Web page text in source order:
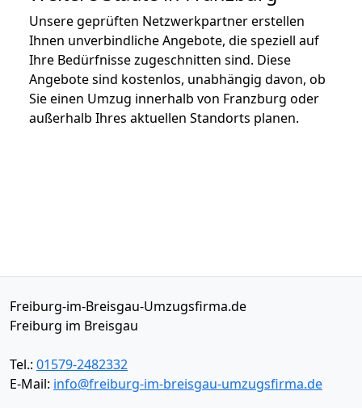
Unsere geprüften Netzwerkpartner erstellen
Ihnen unverbindliche Angebote, die speziell auf
Ihre Bedürfnisse zugeschnitten sind. Diese
Angebote sind kostenlos, unabhängig davon, ob
Sie einen Umzug innerhalb von Franzburg oder
außerhalb Ihres aktuellen Standorts planen.
Freiburg-im-Breisgau-Umzugsfirma.de
Freiburg im Breisgau
Tel.: 01579-2482332
E-Mail: info@freiburg-im-breisgau-umzugsfirma.de